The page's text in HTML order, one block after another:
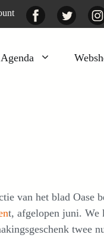
FacebookTwitter
Agenda
Lekker
van het blad Oase
t, afgelopen juni. We
twee